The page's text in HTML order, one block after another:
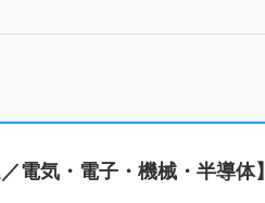
電気・電子・機械・半導体】